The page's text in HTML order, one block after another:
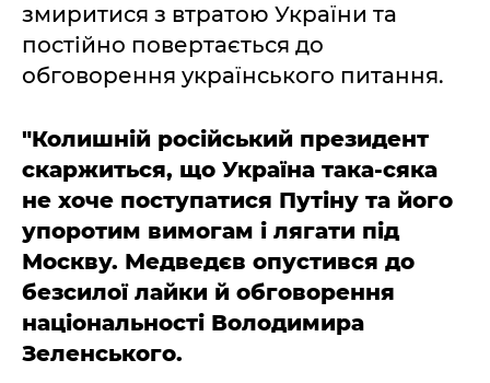
змиритися з втратою України та
постійно повертається до
обговорення українського питання.
"Колишній російський президент
скаржиться, що Україна така-сяка
не хоче поступатися Путіну та його
упоротим вимогам і лягати під
Москву. Медведєв опустився до
безсилої лайки й обговорення
національності Володимира
Зеленського.